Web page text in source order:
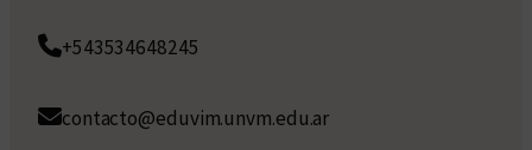
+543534648245
contacto@eduvim.unvm.edu.ar